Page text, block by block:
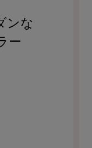
ンな
ー